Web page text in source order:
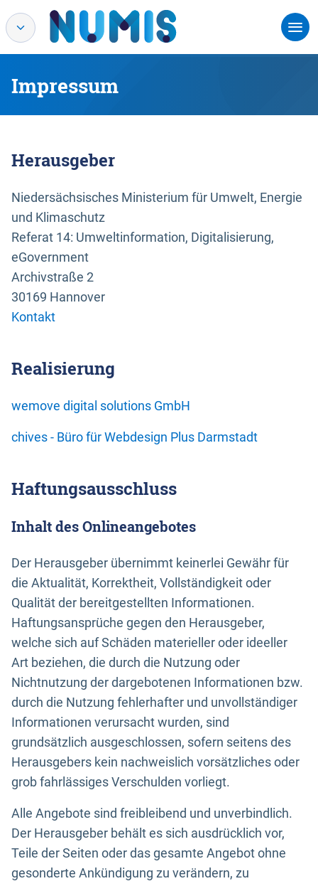
Impressum
Herausgeber
Niedersächsisches Ministerium für Umwelt, Energie
und Klimaschutz
Referat 14: Umweltinformation, Digitalisierung,
eGovernment
Archivstraße 2
30169 Hannover
Kontakt
Realisierung
wemove digital solutions GmbH
chives - Büro für Webdesign Plus Darmstadt
Haftungsausschluss
Inhalt des Onlineangebotes
Der Herausgeber übernimmt keinerlei Gewähr für
die Aktualität, Korrektheit, Vollständigkeit oder
Qualität der bereitgestellten Informationen.
Haftungsansprüche gegen den Herausgeber,
welche sich auf Schäden materieller oder ideeller
Art beziehen, die durch die Nutzung oder
Nichtnutzung der dargebotenen Informationen bzw.
durch die Nutzung fehlerhafter und unvollständiger
Informationen verursacht wurden, sind
grundsätzlich ausgeschlossen, sofern seitens des
Herausgebers kein nachweislich vorsätzliches oder
grob fahrlässiges Verschulden vorliegt.
Alle Angebote sind freibleibend und unverbindlich.
Der Herausgeber behält es sich ausdrücklich vor,
Teile der Seiten oder das gesamte Angebot ohne
gesonderte Ankündigung zu verändern, zu